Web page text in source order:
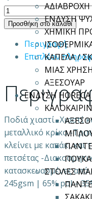
ΕΝΔΥΣΗ
ΧΗΜΙΚΗ
ΚΑΠΕΛΑ /
ΜΙΑΣ
ΑΞΕΣΟΥΑΡ
ΕΝΔΥΣΗ HORECA
ΣΤΟΛΕΣ
Ποδιά
λαιμού
ποσότητα
Προσθήκη στο καλάθι
Περιγραφή
Επιπλέον
Ποδιά χιαστί -Χιαστί
μεταλλικό κρίκο -
κλείνει με καπάκι
πετσέτας -
κατασκευασμένες
245gsm | 65% pol –